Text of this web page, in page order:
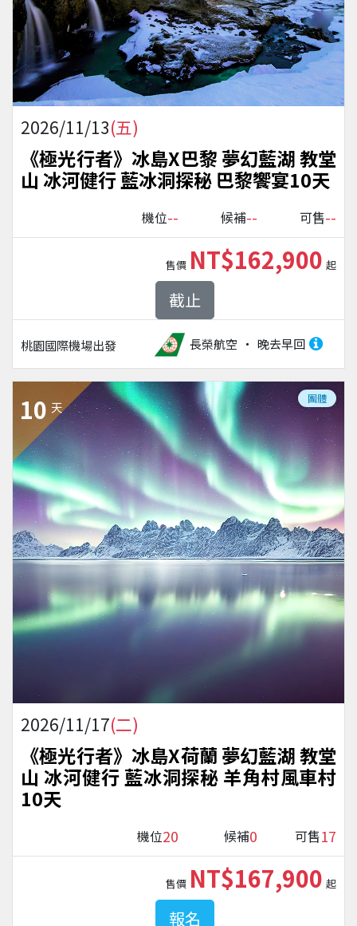
2026/11/13(五)
《極光行者》冰島X巴黎 夢幻藍湖 教堂
山 冰河健行 藍冰洞探秘 巴黎饗宴10天
機位-- 候補-- 可售--
桃園國際機場出發 長榮航空 晚去早回
售價 NT$162,900 起
截止
10 天
團體
2026/11/17(二)
《極光行者》冰島X荷蘭 夢幻藍湖 教堂
山 冰河健行 藍冰洞探秘 羊角村風車村
10天
機位20 候補0 可售17
售價 NT$167,900 起
報名